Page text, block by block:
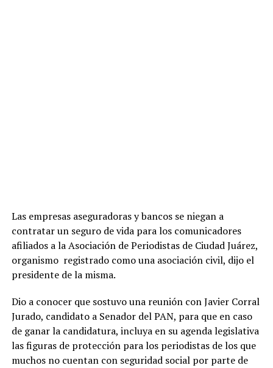
Las empresas aseguradoras y bancos se niegan a
contratar un seguro de vida para los comunicadores
afiliados a la Asociación de Periodistas de Ciudad Juárez,
organismo registrado como una asociación civil, dijo el
presidente de la misma.
Dio a conocer que sostuvo una reunión con Javier Corral
Jurado, candidato a Senador del PAN, para que en caso
de ganar la candidatura, incluya en su agenda legislativa
las figuras de protección para los periodistas de los que
muchos no cuentan con seguridad social por parte de